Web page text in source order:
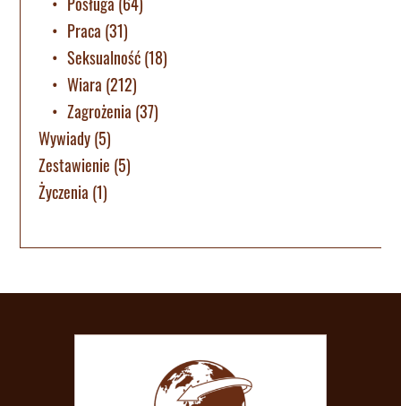
Praca (31)
Seksualność(18)
Wiara (212)
Zagrożenia (37)
Wywiady(5)
Zestawienie (5)
Życzenia (1)